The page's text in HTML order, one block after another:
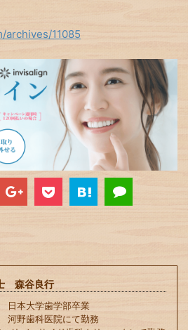
archives/11085
森谷良行
日本大学歯学部卒業
河野歯科医院にて勤務